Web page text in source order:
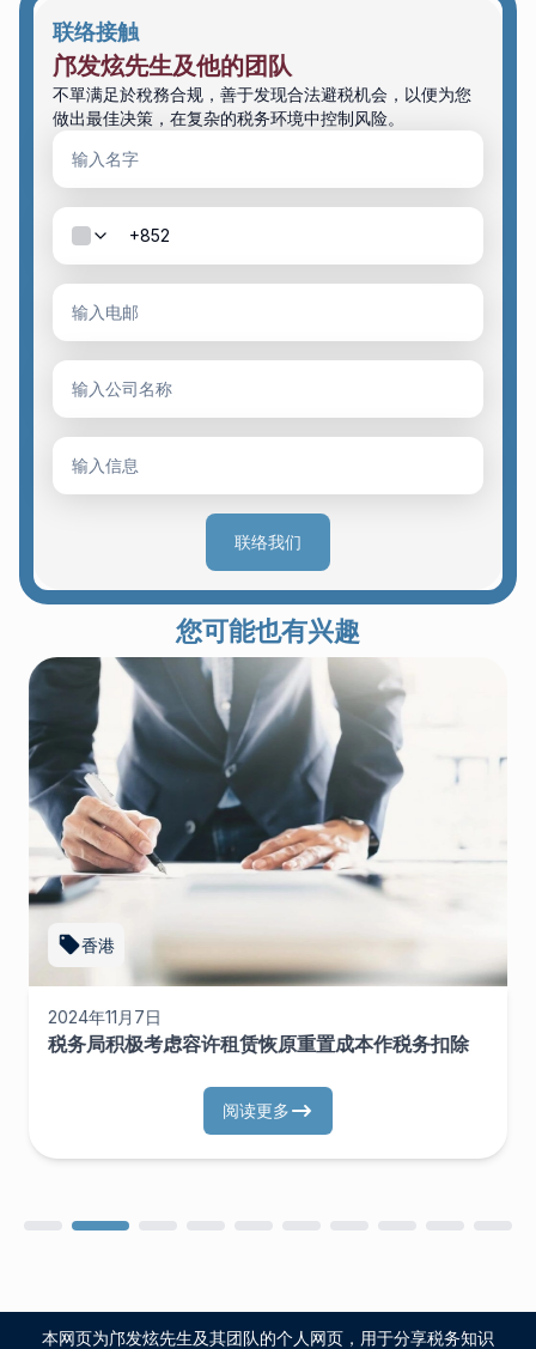
联络接触
邝发炫先生及他的团队
不單满足於稅務合规，善于发现合法避税机会，以便为您
做出最佳决策，在复杂的税务环境中控制风险。
联络我们
您可能也有兴趣
香港
2024年11月7日
税务局积极考虑容许租赁恢原重置成本作税务扣除
阅读更多
本网页为邝发炫先生及其团队的个人网页，用于分享税务知识